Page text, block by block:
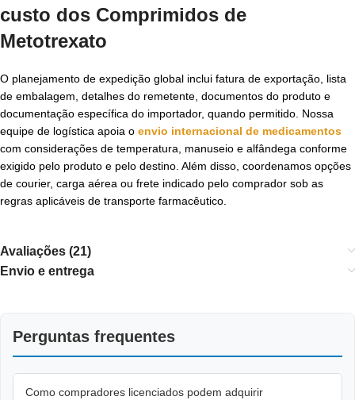
custo dos Comprimidos de
Metotrexato
O planejamento de expedição global inclui fatura de exportação, lista
de embalagem, detalhes do remetente, documentos do produto e
documentação específica do importador, quando permitido. Nossa
equipe de logística apoia o envio internacional de medicamentos
com considerações de temperatura, manuseio e alfândega conforme
exigido pelo produto e pelo destino. Além disso, coordenamos opções
de courier, carga aérea ou frete indicado pelo comprador sob as
regras aplicáveis de transporte farmacêutico.
Avaliações (21)
Envio e entrega
Perguntas frequentes
Como compradores licenciados podem adquirir